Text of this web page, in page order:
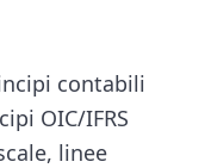
contabili
OIC/IFRS
linee